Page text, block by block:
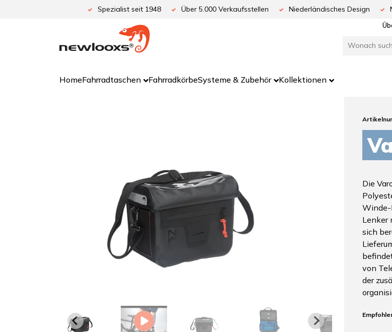
Spezialist seit 1948 Über 5.000 Verkaufsstellen Niederländisches Design
HomeFahrradtaschen FahrradkörbeSysteme & Zubehör Kollektionen
Die
Winde-
Lenker
sich
von
der